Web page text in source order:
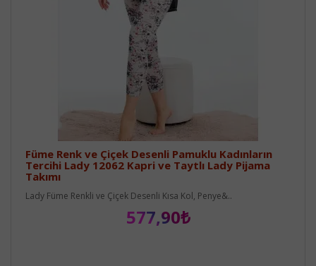
Füme Renk ve Çiçek Desenli Pamuklu Kadınların
Tercihi Lady 12062 Kapri ve Taytlı Lady Pijama
Takımı
Lady Füme Renkli ve Çiçek Desenli Kısa Kol, Penye&..
577,90₺